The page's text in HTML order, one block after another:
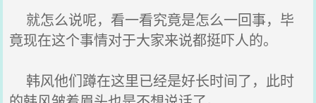
就怎么说呢，看一看究竟是怎么一回事，毕
竟现在这个事情对于大家来说都挺吓人的。
韩风他们蹲在这里已经是好长时间了，此时